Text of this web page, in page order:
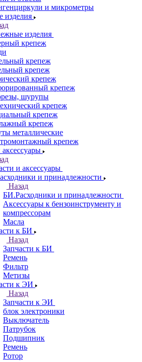
и микрометры
изделия
изделия
крепеж
крепеж
крепеж
крепеж
крепеж
шурупы
крепеж
крепеж
крепеж
металлические
крепеж
и аксессуары
и принадлежности
Назад
БИ.Расходники и принадлежности
Аксессуары к бензоинструменту и
компрессорам
Масла
к БИ
Назад
Запчасти к БИ
Ремень
Фильтр
Метизы
к ЭИ
Назад
Запчасти к ЭИ
блок электроники
Выключатель
Патрубок
Подшипник
Ремень
Ротор